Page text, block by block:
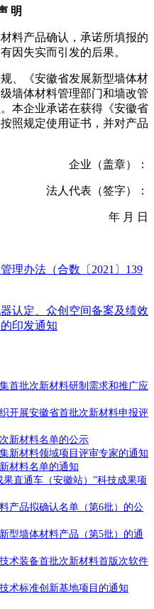
明
料产品确认，承诺所填报的
因失实而引发的后果。
、《安徽省发展新型墙体材
墙体材料管理部门和墙改管
本企业承诺在获得《安徽省
照规定使用证书，并对产品
企业（盖章）：
法人代表（签字）：
年 月 日
理办法（合数〔2021〕139
认定、众创空间备案及绩效
印发通知
首批次新材料研制需求和推广应
开展安徽省首批次新材料申报评
新材料名单的公示
新材料领域项目评审专家的通知
材料名单的通知
直通车（安徽站）”科技成果项
产品拟确认名单（第6批）的公
型墙体材料产品（第5批）的通
术装备首批次新材料首版次软件
术标准创新基地项目的通知